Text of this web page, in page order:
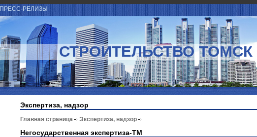
ПРЕСС-РЕЛИЗЫ
СТРОИТЕЛЬСТВО ТОМСК
Экспертиза, надзор
Главная страница Экспертиза, надзор
Негосударственная экспертиза-ТМ